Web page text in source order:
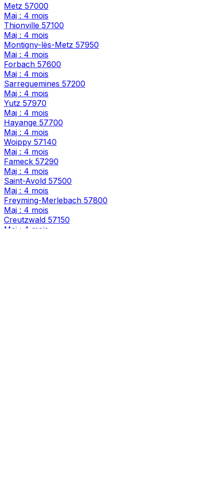
Metz 57000
Maj : 4 mois
Thionville 57100
Maj : 4 mois
Montigny-lès-Metz 57950
Maj : 4 mois
Forbach 57600
Maj : 4 mois
Sarreguemines 57200
Maj : 4 mois
Yutz 57970
Maj : 4 mois
Hayange 57700
Maj : 4 mois
Woippy 57140
Maj : 4 mois
Fameck 57290
Maj : 4 mois
Saint-Avold 57500
Maj : 4 mois
Freyming-Merlebach 57800
Maj : 4 mois
Creutzwald 57150
Maj : 4 mois